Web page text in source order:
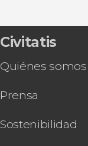
Civitatis
Quiénes somos
Prensa
Sostenibilidad